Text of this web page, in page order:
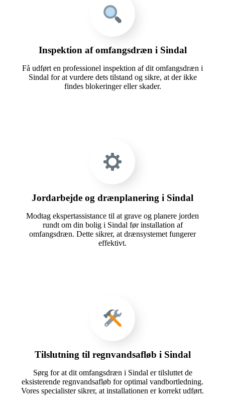
Inspektion af omfangsdræn i Sindal
Få udført en professionel inspektion af dit omfangsdræn i
Sindal for at vurdere dets tilstand og sikre, at der ikke
findes blokeringer eller skader.
Jordarbejde og drænplanering i Sindal
Modtag ekspertassistance til at grave og planere jorden
rundt om din bolig i Sindal før installation af
omfangsdræn. Dette sikrer, at drænsystemet fungerer
effektivt.
Tilslutning til regnvandsafløb i Sindal
Sørg for at dit omfangsdræn i Sindal er tilsluttet de
eksisterende regnvandsafløb for optimal vandbortledning.
Vores specialister sikrer, at installationen er korrekt udført.